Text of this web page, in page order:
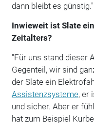
dann bleibt es günstig."
Inwieweit ist Slate
Zeitalters?
"Für uns stand dieser
Gegenteil, wir sind
der Slate ein
Assistenzsysteme, er
und sicher. Aber er
hat zum Beispiel